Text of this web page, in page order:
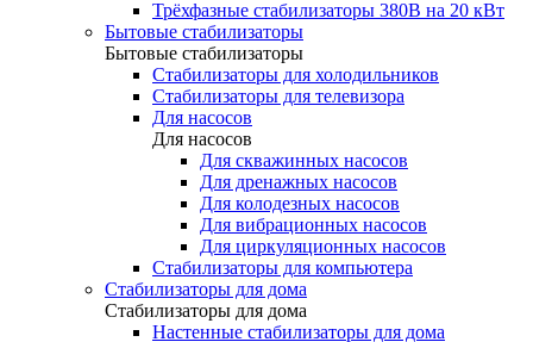
Трёхфазные стабилизаторы 380В на 20 кВт
Бытовые стабилизаторы
Бытовые стабилизаторы
Стабилизаторы для холодильников
Стабилизаторы для телевизора
Для насосов
Для насосов
Для скважинных насосов
Для дренажных насосов
Для колодезных насосов
Для вибрационных насосов
Для циркуляционных насосов
Стабилизаторы для компьютера
Стабилизаторы для дома
Стабилизаторы для дома
Настенные стабилизаторы для дома